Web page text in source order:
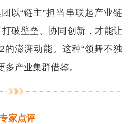
以“链主”担当串联起产业链
打破壁垒、协同创新，才能让
的澎湃动能。这种“领舞不独
多产业集群借鉴。
家点评